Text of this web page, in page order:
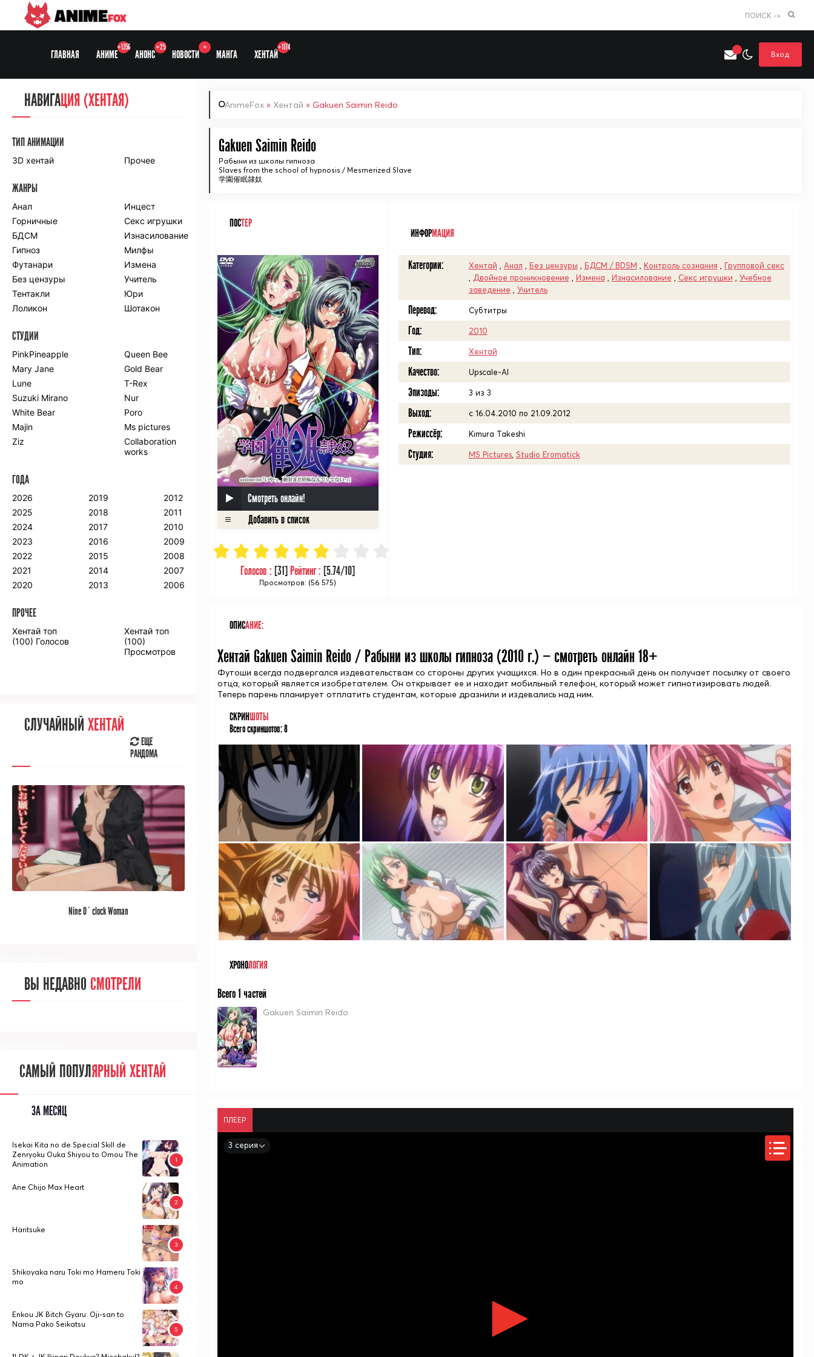
ANIMEFOX ПОИСК ->
ГЛАВНАЯ АНИМЕ
+1356
АНОНС
+25
НОВОСТИ
+
МАНГА ХЕНТАЙ
+1174
Вход
AnimeFox » Хентай » Gakuen Saimin Reido
Gakuen Saimin Reido
Рабыни из школы гипноза
Slaves from the school of hypnosis / Mesmerized Slave
学園催眠隷奴
ПОСТЕР
Смотреть онлайн!
Голосов : [31] Рейтинг : [5.74/10]
Просмотров: (56 575)
ИНФОРМАЦИЯ
Категории: Хентай Анал Без цензуры БДСМ / BDSM Контроль сознания
Групповой секс
Двойное проникновение Измена Изнасилование Секс игрушки
Учебное
заведение
Учитель
Перевод: Субтитры
Год: 2010
Тип: Хентай
Качество: Upscale-AI
Эпизоды: 3 из 3
Выход: с 16.04.2010 по 21.09.2012
Режиссёр: Kimura Takeshi
Студия: MS Pictures, Studio Eromatick
ОПИСАНИЕ:
Хентай Gakuen Saimin Reido / Рабыни из школы гипноза (2010 г.) — смотреть онлайн 18+
Футоши всегда подвергался издевательствам со стороны других учащихся. Но в один прекрасный день он получает посылку от своего
отца, который является изобретателем. Он открывает ее и находит мобильный телефон, который может гипнотизировать людей.
Теперь парень планирует отплатить студентам, которые дразнили и издевались над ним.
СКРИНШОТЫ
Всего скриншотов:8
ХРОНОЛОГИЯ
Всего 1 частей
Gakuen Saimin Reido
ПЛЕЕР
3 серия
НАВИГАЦИЯ
СЕЗОНЫ
Anidub
Animedia
Kansai studio
Onibaku
Shiza project
ПО ЖАНРАМ
Комедия
Приключения
Романтика
Школа
Этти
Боевые
искусства
Гарем
Драма
Игры
Исторический
Магия
Фантастика
Фэнтези
Мистика
Попаданцы в
другой мир
Хентай
ПО ГОДУ
2023
2022
2021
2020
2019
2018
2017
2016
2013
2012
2011
2010
2009
2008
2005
2004
2003
2002
2001
2000
ПРОЧЕЕ
Аниме фильмы Аниме OVA
СЛУЧАЙНОЕ АНИМЕ
РАНДОМА
ВЫ НЕДАВНО СМОТРЕЛИ
[/senpainoticeme]
САМЫЙ ПОПУЛЯРНЫЙ АНИМЕ
НАВИГАЦИЯ (ХЕНТАЯ)
ТИП АНИМАЦИИ
3D хентай Прочее
ЖАНРЫ
Анал
Инцест
Горничные
Секс игрушки
БДСМ
Изнасилование
Гипноз
Милфы
Футанари
Измена
Без цензуры
Учитель
Тентакли
Юри
Лоликон
Шотакон
СТУДИИ
PinkPineapple
Queen Bee
Mary Jane
Gold Bear
Lune
T-Rex
Suzuki Mirano
Nur
White Bear
Poro
Majin
Ms pictures
Ziz
Collaboration
works
ГОДА
2026
2025
2024
2023
2022
2021
2020
2019
2018
2017
2016
2015
2014
2013
2012
2011
2010
2009
2008
2007
2006
ПРОЧЕЕ
Хентай топ
(100) Голосов
Хентай топ
(100)
Просмотров
СЛУЧАЙНЫЙ ХЕНТАЙ
ЕЩЕ
РАНДОМА
Nine O`clock Woman
ВЫ НЕДАВНО СМОТРЕЛИ
САМЫЙ ПОПУЛЯРНЫЙ ХЕНТАЙ
ЗА МЕСЯЦ
Isekai Kita no de Special Skill de
Zenryoku Ouka Shiyou to Omou The
Animation
Ane Chijo Max Heart
Haritsuke
Shikoyaka naru Toki mo Hameru Toki
mo
Enkou JK Bitch Gyaru: Oji-san to
Nama Pako Seikatsu